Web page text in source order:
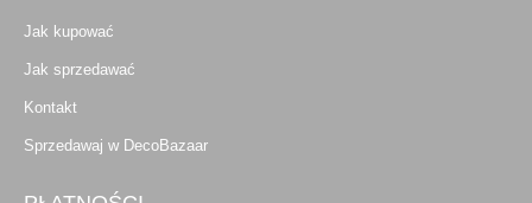
Jak kupować
Jak sprzedawać
Kontakt
Sprzedawaj w DecoBazaar